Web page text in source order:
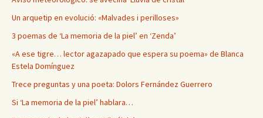
Un arquetip en evolució: «Malvades i perilloses»
3 poemas de ‘La memoria de la piel’ en ‘Zenda’
«A ese tigre… lector agazapado que espera su poema» de Blanca
Estela Domínguez
Trece preguntas y una poeta: Dolors Fernández Guerrero
Si ‘La memoria de la piel’ hablara…